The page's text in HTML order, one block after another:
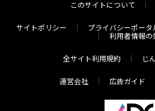
このサイトについて
サイトポリシー プライバシーポータ
利用者情報の
全サイト利用規約 じ
運営会社 広告ガイド